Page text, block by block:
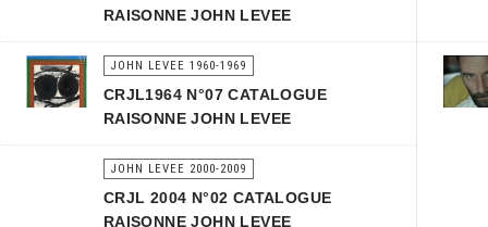
RAISONNE JOHN LEVEE
JOHN LEVEE 1960-1969
CRJL1964 N°07 CATALOGUE
RAISONNE JOHN LEVEE
JOHN LEVEE 2000-2009
CRJL 2004 N°02 CATALOGUE
RAISONNE JOHN LEVEE